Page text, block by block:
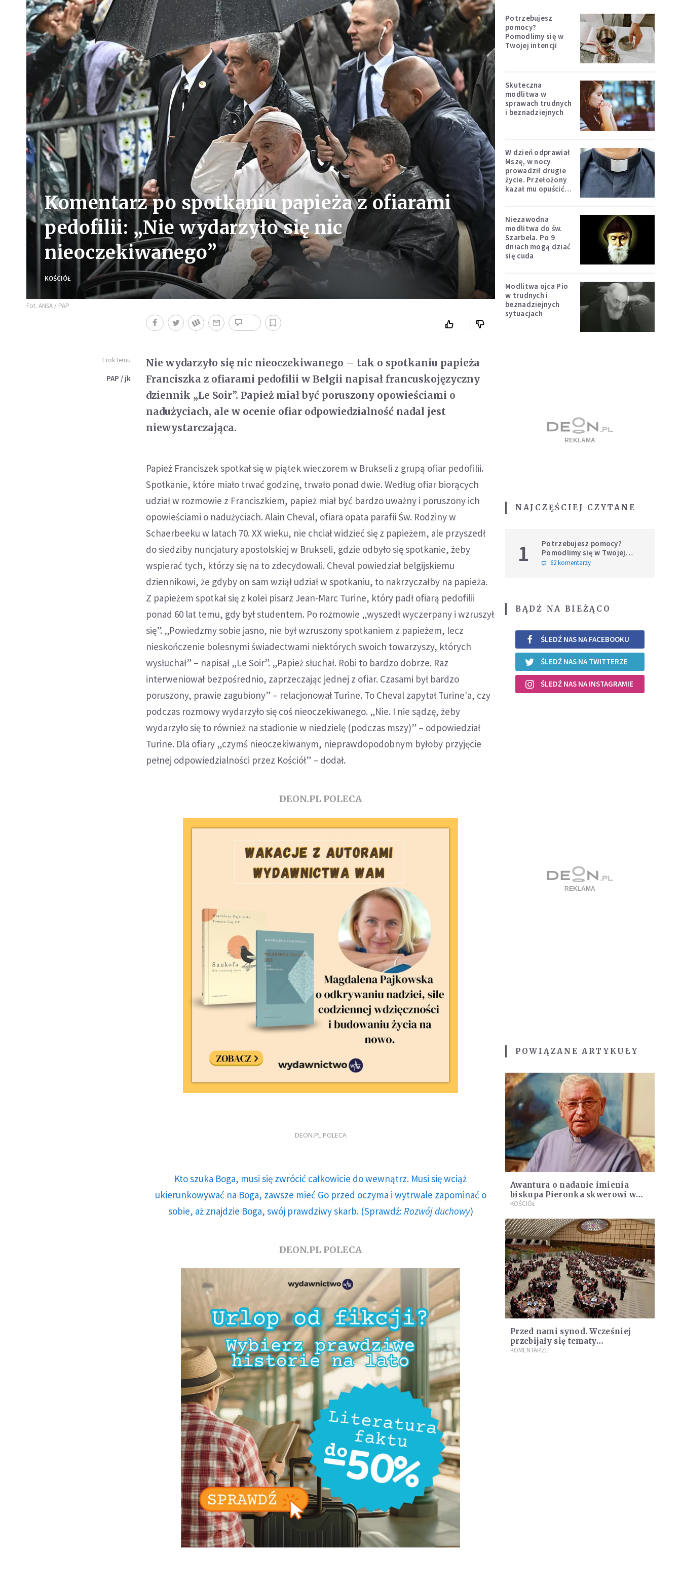
Komentarz po spotkaniu papieża z ofiarami
pedofilii: „Nie wydarzyło się nic
nieoczekiwanego”
KOŚCIÓŁ
Fot. ANSA / PAP
1 rok temu
PAP / jk
Nie wydarzyło się nic nieoczekiwanego – tak o spotkaniu papieża
Franciszka z ofiarami pedofilii w Belgii napisał francuskojęzyczny
dziennik „Le Soir”. Papież miał być poruszony opowieściami o
nadużyciach, ale w ocenie ofiar odpowiedzialność nadal jest
niewystarczająca.
Papież Franciszek spotkał się w piątek wieczorem w Brukseli z grupą ofiar pedofilii.
Spotkanie, które miało trwać godzinę, trwało ponad dwie. Według ofiar biorących
udział w rozmowie z Franciszkiem, papież miał być bardzo uważny i poruszony ich
opowieściami o nadużyciach. Alain Cheval, ofiara opata parafii Św. Rodziny w
Schaerbeeku w latach 70. XX wieku, nie chciał widzieć się z papieżem, ale przyszedł
do siedziby nuncjatury apostolskiej w Brukseli, gdzie odbyło się spotkanie, żeby
wspierać tych, którzy się na to zdecydowali. Cheval powiedział belgijskiemu
dziennikowi, że gdyby on sam wziął udział w spotkaniu, to nakrzyczałby na papieża.
Z papieżem spotkał się z kolei pisarz Jean-Marc Turine, który padł ofiarą pedofilii
ponad 60 lat temu, gdy był studentem. Po rozmowie „wyszedł wyczerpany i wzruszył
się”. „Powiedzmy sobie jasno, nie był wzruszony spotkaniem z papieżem, lecz
nieskończenie bolesnymi świadectwami niektórych swoich towarzyszy, których
wysłuchał” – napisał „Le Soir”. „Papież słuchał. Robi to bardzo dobrze. Raz
interweniował bezpośrednio, zaprzeczając jednej z ofiar. Czasami był bardzo
poruszony, prawie zagubiony” – relacjonował Turine. To Cheval zapytał Turine'a, czy
podczas rozmowy wydarzyło się coś nieoczekiwanego. „Nie. I nie sądzę, żeby
wydarzyło się to również na stadionie w niedzielę (podczas mszy)” – odpowiedział
Turine. Dla ofiary „czymś nieoczekiwanym, nieprawdopodobnym byłoby przyjęcie
pełnej odpowiedzialności przez Kościół” – dodał.
DEON.PL POLECA
DEON.PL POLECA
Kto szuka Boga, musi się zwrócić całkowicie do wewnątrz. Musi się wciąż
ukierunkowywać na Boga, zawsze mieć Go przed oczyma i wytrwale zapominać o
sobie, aż znajdzie Boga, swój prawdziwy skarb. (Sprawdź: Rozwój duchowy)
DEON.PL POLECA
Potrzebujesz
pomocy?
Pomodlimy się w
Twojej intencji
Skuteczna
modlitwa w
sprawach trudnych
i beznadziejnych
W dzień odprawiał
Mszę, w nocy
prowadził drugie
życie. Przełożony
kazał mu opuścić
Niezawodna
modlitwa do św.
Szarbela. Po 9
dniach mogą dziać
się cuda
Modlitwa ojca Pio
w trudnych i
beznadziejnych
sytuacjach
NAJCZĘŚCIEJ CZYTANE
1
Potrzebujesz pomocy?
Pomodlimy się w Twojej
intencji
62 komentarzy
BĄDŹ NA BIEŻĄCO
ŚLEDŹ NAS NA FACEBOOKU
ŚLEDŹ NAS NA TWITTERZE
ŚLEDŹ NAS NA INSTAGRAMIE
POWIĄZANE ARTYKUŁY
Awantura o nadanie imienia
biskupa Pieronka skwerowi w
Krakowie
KOŚCIÓŁ
Przed nami synod. Wcześniej
przebijały się tematy
kontrowersyjne
KOMENTARZE